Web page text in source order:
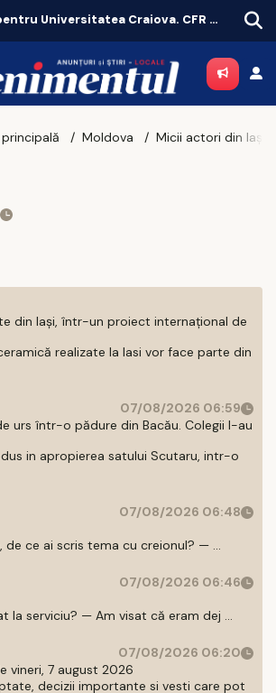
Târgu-Neamț testează un purtător de cuvânt creat cu inteligență artificială
Moldova
din Iași, într-un proiect internațional de
realizate la Iasi vor face parte din
07/08/2026 06:59
urs într-o pădure din Bacău. Colegii l-au
in apropierea satului Scutaru, intr-o
07/08/2026 06:48
de ce ai scris tema cu creionul? — ...
07/08/2026 06:46
la serviciu? — Am visat că eram dej ...
07/08/2026 06:20
vineri, 7 august 2026
decizii importante si vesti care pot